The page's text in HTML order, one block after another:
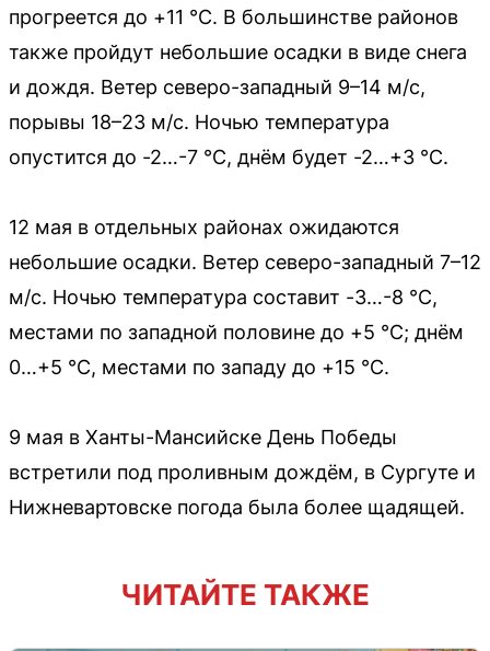
прогреется до +11 °С. В большинстве районов
также пройдут небольшие осадки в виде снега
и дождя. Ветер северо-западный 9–14 м/с,
порывы 18–23 м/с. Ночью температура
опустится до -2…-7 °С, днём будет -2…+3 °С.
12 мая в отдельных районах ожидаются
небольшие осадки. Ветер северо-западный 7–12
м/с. Ночью температура составит -3…-8 °С,
местами по западной половине до +5 °С; днём
0…+5 °С, местами по западу до +15 °С.
9 мая в Ханты-Мансийске День Победы
встретили под проливным дождём, в Сургуте и
Нижневартовске погода была более щадящей.
ЧИТАЙТЕ ТАКЖЕ